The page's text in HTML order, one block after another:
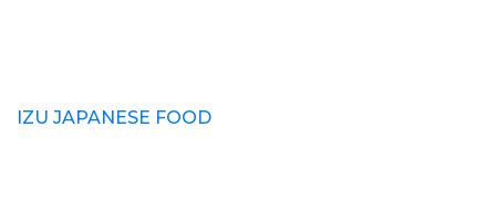
IZU JAPANESE FOOD